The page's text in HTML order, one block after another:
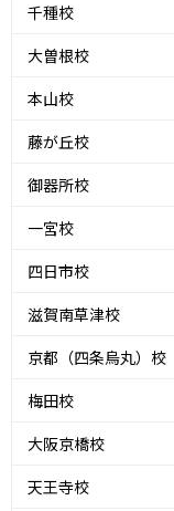
千種校
大曽根校
本山校
藤が丘校
御器所校
一宮校
四日市校
滋賀南草津校
京都（四条烏丸）校
梅田校
大阪京橋校
天王寺校